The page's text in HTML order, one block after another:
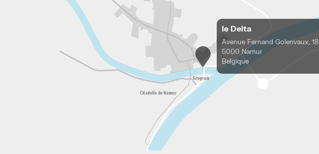
le Delta
Avenue Fernand Golenvaux, 18
5000 Namur
Belgique